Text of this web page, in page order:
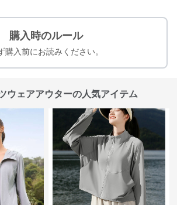
購入時のルール
購入前にお読みください。
ウェアアウターの人気アイテム